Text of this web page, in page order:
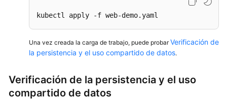
kubectl apply -f web-demo.yaml
Una vez creada la carga de trabajo, puede probarVerificación de
la persistencia y el uso compartido de datos.
Verificación de la persistencia y el uso
compartido de datos